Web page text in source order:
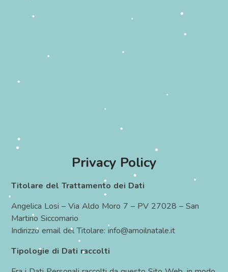
Privacy Policy
Titolare del Trattamento dei Dati
Angelica Losi – Via Aldo Moro 7 – PV 27028 – San
Martino Siccomario
Indirizzo email del Titolare: info@amoilnatale.it
Tipologie di Dati raccolti
• •
•
•